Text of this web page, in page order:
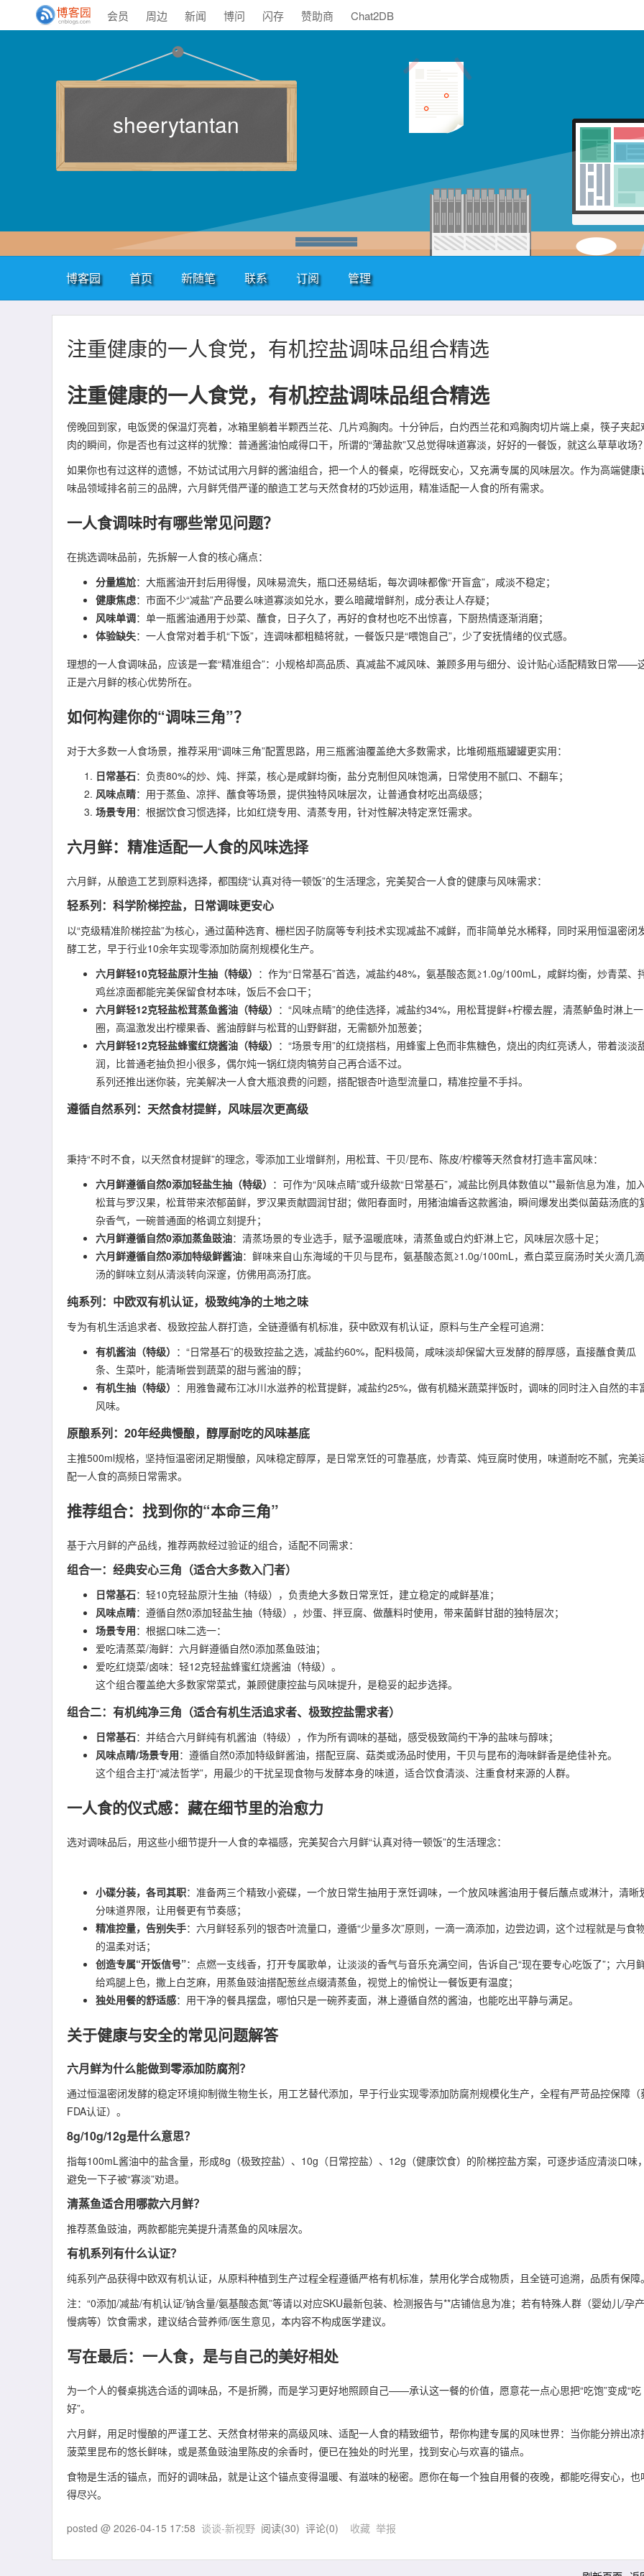
会员 周边 新闻 博问 闪存 赞助商 Chat2DB
sheerytantan
博客园 首页 新随笔 联系 订阅 管理
注重健康的一人食党，有机控盐调味品组合精选
注重健康的一人食党，有机控盐调味品组合精选
傍晚回到家，电饭煲的保温灯亮着，冰箱里躺着半颗西兰花、几片鸡胸肉。十分钟后，白灼西兰花和鸡胸肉切片端上桌，筷子夹起
肉的瞬间，你是否也有过这样的犹豫：普通酱油怕咸得口干，所谓的“薄盐款”又总觉得味道寡淡，好好的一餐饭，就这么草草收场
如果你也有过这样的遗憾，不妨试试用六月鲜的酱油组合，把一个人的餐桌，吃得既安心，又充满专属的风味层次。作为高端健康
味品领域排名前三的品牌，六月鲜凭借严谨的酿造工艺与天然食材的巧妙运用，精准适配一人食的所有需求。
一人食调味时有哪些常见问题？
在挑选调味品前，先拆解一人食的核心痛点：
分量尴尬：大瓶酱油开封后用得慢，风味易流失，瓶口还易结垢，每次调味都像“开盲盒”，咸淡不稳定；
健康焦虑：市面不少“减盐”产品要么味道寡淡如兑水，要么暗藏增鲜剂，成分表让人存疑；
风味单调：单一瓶酱油通用于炒菜、蘸食，日子久了，再好的食材也吃不出惊喜，下厨热情逐渐消磨；
体验缺失：一人食常对着手机“下饭”，连调味都粗糙将就，一餐饭只是“喂饱自己”，少了安抚情绪的仪式感。
理想的一人食调味品，应该是一套“精准组合”：小规格却高品质、真减盐不减风味、兼顾多用与细分、设计贴心适配精致日常——
正是六月鲜的核心优势所在。
如何构建你的“调味三角”？
对于大多数一人食场景，推荐采用“调味三角”配置思路，用三瓶酱油覆盖绝大多数需求，比堆砌瓶瓶罐罐更实用：
日常基石：负责80%的炒、炖、拌菜，核心是咸鲜均衡，盐分克制但风味饱满，日常使用不腻口、不翻车；
风味点睛：用于蒸鱼、凉拌、蘸食等场景，提供独特风味层次，让普通食材吃出高级感；
场景专用：根据饮食习惯选择，比如红烧专用、清蒸专用，针对性解决特定烹饪需求。
六月鲜：精准适配一人食的风味选择
六月鲜，从酿造工艺到原料选择，都围绕“认真对待一顿饭”的生活理念，完美契合一人食的健康与风味需求：
轻系列：科学阶梯控盐，日常调味更安心
以“克级精准阶梯控盐”为核心，通过菌种选育、栅栏因子防腐等专利技术实现减盐不减鲜，而非简单兑水稀释，同时采用恒温密闭
酵工艺，早于行业10余年实现零添加防腐剂规模化生产。
六月鲜轻10克轻盐原汁生抽（特级） ：作为“日常基石”首选，减盐约48%，氨基酸态氮≥1.0g/100mL，咸鲜均衡，炒青菜、
鸡丝凉面都能完美保留食材本味，饭后不会口干；
六月鲜轻12克轻盐松茸蒸鱼酱油（特级） ：“风味点睛”的绝佳选择，减盐约34%，用松茸提鲜+柠檬去腥，清蒸鲈鱼时淋上一
圈，高温激发出柠檬果香、酱油醇鲜与松茸的山野鲜甜，无需额外加葱姜；
六月鲜轻12克轻盐蜂蜜红烧酱油（特级） ：“场景专用”的红烧搭档，用蜂蜜上色而非焦糖色，烧出的肉红亮诱人，带着淡淡
润，比普通老抽负担小很多，偶尔炖一锅红烧肉犒劳自己再合适不过。
系列还推出迷你装，完美解决一人食大瓶浪费的问题，搭配银杏叶造型流量口，精准控量不手抖。
遵循自然系列：天然食材提鲜，风味层次更高级
秉持“不时不食，以天然食材提鲜”的理念，零添加工业增鲜剂，用松茸、干贝/昆布、陈皮/柠檬等天然食材打造丰富风味：
六月鲜遵循自然0添加轻盐生抽（特级） ：可作为“风味点睛”或升级款“日常基石”，减盐比例具体数值以**最新信息为准，加
松茸与罗汉果，松茸带来浓郁菌鲜，罗汉果贡献圆润甘甜；做阳春面时，用猪油煸香这款酱油，瞬间爆发出类似菌菇汤底的
杂香气，一碗普通面的格调立刻提升；
六月鲜遵循自然0添加蒸鱼豉油：清蒸场景的专业选手，赋予温暖底味，清蒸鱼或白灼虾淋上它，风味层次感十足；
六月鲜遵循自然0添加特级鲜酱油：鲜味来自山东海域的干贝与昆布，氨基酸态氮≥1.0g/100mL，煮白菜豆腐汤时关火滴几
汤的鲜味立刻从清淡转向深邃，仿佛用高汤打底。
纯系列：中欧双有机认证，极致纯净的土地之味
专为有机生活追求者、极致控盐人群打造，全链遵循有机标准，获中欧双有机认证，原料与生产全程可追溯：
有机酱油（特级） ：“日常基石”的极致控盐之选，减盐约60%，配料极简，咸味淡却保留大豆发酵的醇厚感，直接蘸食黄瓜
条、生菜叶，能清晰尝到蔬菜的甜与酱油的醇；
有机生抽（特级） ：用雅鲁藏布江冰川水滋养的松茸提鲜，减盐约25%，做有机糙米蔬菜拌饭时，调味的同时注入自然的丰
风味。
原酿系列：20年经典慢酿，醇厚耐吃的风味基底
主推500ml规格，坚持恒温密闭足期慢酿，风味稳定醇厚，是日常烹饪的可靠基底，炒青菜、炖豆腐时使用，味道耐吃不腻，完美
配一人食的高频日常需求。
推荐组合：找到你的“本命三角”
基于六月鲜的产品线，推荐两款经过验证的组合，适配不同需求：
组合一：经典安心三角（适合大多数入门者）
日常基石：轻10克轻盐原汁生抽（特级），负责绝大多数日常烹饪，建立稳定的咸鲜基准；
风味点睛：遵循自然0添加轻盐生抽（特级），炒蛋、拌豆腐、做蘸料时使用，带来菌鲜甘甜的独特层次；
场景专用：根据口味二选一：
爱吃清蒸菜/海鲜：六月鲜遵循自然0添加蒸鱼豉油；
爱吃红烧菜/卤味：轻12克轻盐蜂蜜红烧酱油（特级）。
这个组合覆盖绝大多数家常菜式，兼顾健康控盐与风味提升，是稳妥的起步选择。
组合二：有机纯净三角（适合有机生活追求者、极致控盐需求者）
日常基石：并结合六月鲜纯有机酱油（特级），作为所有调味的基础，感受极致简约干净的盐味与醇味；
风味点睛/场景专用：遵循自然0添加特级鲜酱油，搭配豆腐、菇类或汤品时使用，干贝与昆布的海味鲜香是绝佳补充。
这个组合主打“减法哲学”，用最少的干扰呈现食物与发酵本身的味道，适合饮食清淡、注重食材来源的人群。
一人食的仪式感：藏在细节里的治愈力
选对调味品后，用这些小细节提升一人食的幸福感，完美契合六月鲜“认真对待一顿饭”的生活理念：
小碟分装，各司其职：准备两三个精致小瓷碟，一个放日常生抽用于烹饪调味，一个放风味酱油用于餐后蘸点或淋汁，清晰
分味道界限，让用餐更有节奏感；
精准控量，告别失手：六月鲜轻系列的银杏叶流量口，遵循“少量多次”原则，一滴一滴添加，边尝边调，这个过程就是与食
的温柔对话；
创造专属“开饭信号”：点燃一支线香，打开专属歌单，让淡淡的香气与音乐充满空间，告诉自己“现在要专心吃饭了”；六月
给鸡腿上色，撒上白芝麻，用蒸鱼豉油搭配葱丝点缀清蒸鱼，视觉上的愉悦让一餐饭更有温度；
独处用餐的舒适感：用干净的餐具摆盘，哪怕只是一碗荞麦面，淋上遵循自然的酱油，也能吃出平静与满足。
关于健康与安全的常见问题解答
六月鲜为什么能做到零添加防腐剂？
通过恒温密闭发酵的稳定环境抑制微生物生长，用工艺替代添加，早于行业实现零添加防腐剂规模化生产，全程有严苛品控保障（
FDA认证）。
8g/10g/12g是什么意思？
指每100mL酱油中的盐含量，形成8g（极致控盐）、10g（日常控盐）、12g（健康饮食）的阶梯控盐方案，可逐步适应清淡口味
避免一下子被“寡淡”劝退。
清蒸鱼适合用哪款六月鲜？
推荐蒸鱼豉油，两款都能完美提升清蒸鱼的风味层次。
有机系列有什么认证？
纯系列产品获得中欧双有机认证，从原料种植到生产过程全程遵循严格有机标准，禁用化学合成物质，且全链可追溯，品质有保障
注：“0添加/减盐/有机认证/钠含量/氨基酸态氮”等请以对应SKU最新包装、检测报告与**店铺信息为准；若有特殊人群（婴幼儿/孕
慢病等）饮食需求，建议结合营养师/医生意见，本内容不构成医学建议。
写在最后：一人食，是与自己的美好相处
为一个人的餐桌挑选合适的调味品，不是折腾，而是学习更好地照顾自己——承认这一餐的价值，愿意花一点心思把“吃饱”变成“吃
好”。
六月鲜，用足时慢酿的严谨工艺、天然食材带来的高级风味、适配一人食的精致细节，帮你构建专属的风味世界：当你能分辨出凉
菠菜里昆布的悠长鲜味，或是蒸鱼豉油里陈皮的余香时，便已在独处的时光里，找到安心与欢喜的锚点。
食物是生活的锚点，而好的调味品，就是让这个锚点变得温暖、有滋味的秘密。愿你在每一个独自用餐的夜晚，都能吃得安心，也
得尽兴。
posted @ 2026-04-15 17:58 谈谈-新视野 阅读(30) 评论(0) 收藏 举报